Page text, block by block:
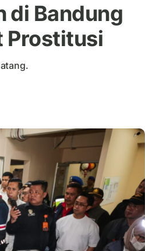
di Bandung
Prostitusi